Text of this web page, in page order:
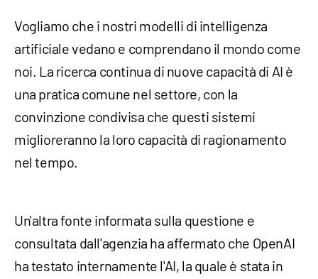
Vogliamo che i nostri modelli di intelligenza
artificiale vedano e comprendano il mondo come
noi. La ricerca continua di nuove capacità di AI è
una pratica comune nel settore, con la
convinzione condivisa che questi sistemi
miglioreranno la loro capacità di ragionamento
nel tempo.
Un'altra fonte informata sulla questione e
consultata dall'agenzia ha affermato che OpenAI
ha testato internamente l'AI, la quale è stata in